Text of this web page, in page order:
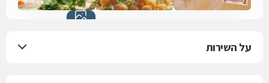
על השירות